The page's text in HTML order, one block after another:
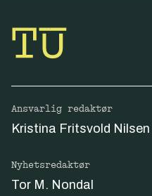
Ansvarlig redaktør
Kristina Fritsvold Nilsen
Nyhetsredaktør
Tor M. Nondal